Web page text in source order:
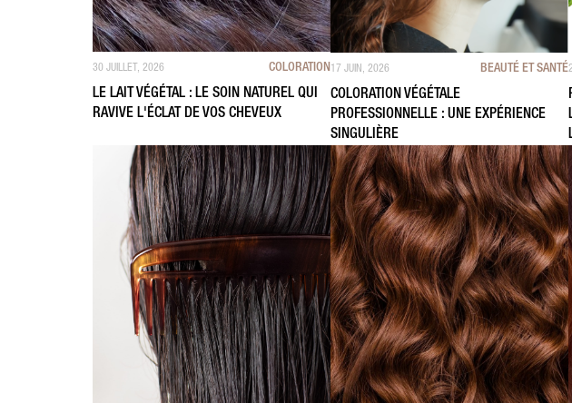
30 JUILLET, 2026 COLORATION
LE LAIT VÉGÉTAL : LE SOIN NATUREL QUI
RAVIVE L'ÉCLAT DE VOS CHEVEUX
17 JUIN, 2026 BEAUTÉ ET SANTÉ
COLORATION VÉGÉTALE
PROFESSIONNELLE : UNE EXPÉRIENCE
SINGULIÈRE